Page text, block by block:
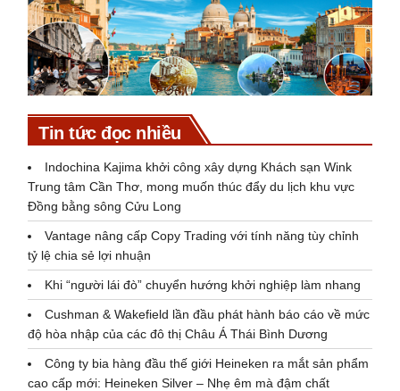
Tin tức đọc nhiều
Indochina Kajima khởi công xây dựng Khách sạn Wink
Trung tâm Cần Thơ, mong muốn thúc đẩy du lịch khu vực
Đồng bằng sông Cửu Long
Vantage nâng cấp Copy Trading với tính năng tùy chỉnh
tỷ lệ chia sẻ lợi nhuận
Khi “người lái đò” chuyển hướng khởi nghiệp làm nhang
Cushman & Wakefield lần đầu phát hành báo cáo về mức
độ hòa nhập của các đô thị Châu Á Thái Bình Dương
Công ty bia hàng đầu thế giới Heineken ra mắt sản phẩm
cao cấp mới: Heineken Silver – Nhẹ êm mà đậm chất